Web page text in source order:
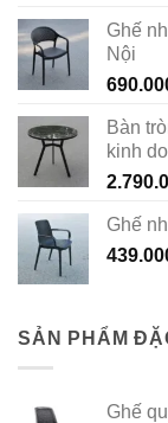
Ghế
Nội
Bàn
kinh
Ghế
SẢN PHẨM
Ghế